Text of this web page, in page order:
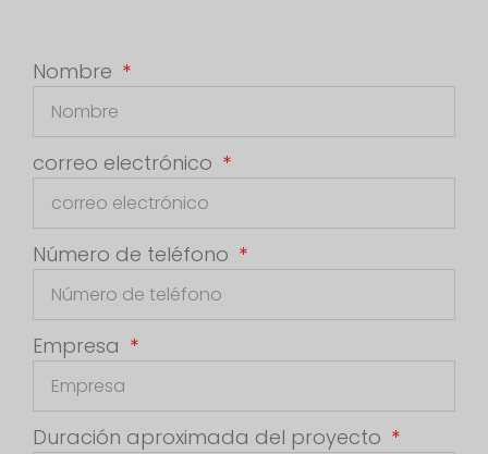
Nombre
correo electrónico
Número de teléfono
Empresa
Duración aproximada del proyecto